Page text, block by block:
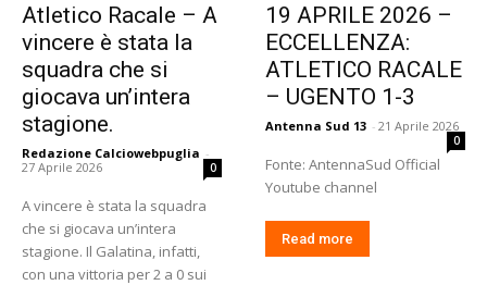
Atletico Racale – A
vincere è stata la
squadra che si
giocava un’intera
stagione.
Redazione Calciowebpuglia -
27 Aprile 2026
0
A vincere è stata la squadra
che si giocava un’intera
stagione. Il Galatina, infatti,
con una vittoria per 2 a 0 sui
19 APRILE 2026 –
ECCELLENZA:
ATLETICO RACALE
– UGENTO 1-3
Antenna Sud 13 - 21 Aprile 2026
0
Fonte: AntennaSud Official
Youtube channel
Read more